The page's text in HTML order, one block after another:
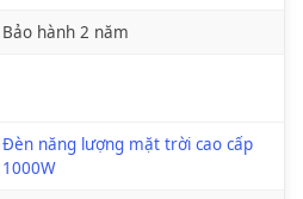
Bảo hành 2 năm
Đèn năng lượng mặt trời cao cấp
1000W